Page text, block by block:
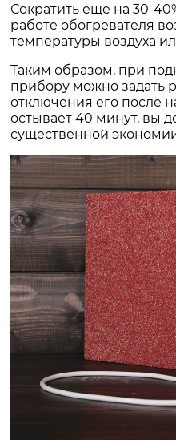
Сократить еще на 30-
работе обогревателя
температуры воздуха
Таким образом, при
прибору можно задать
отключения его после
остывает 40 минут, вы
существенной